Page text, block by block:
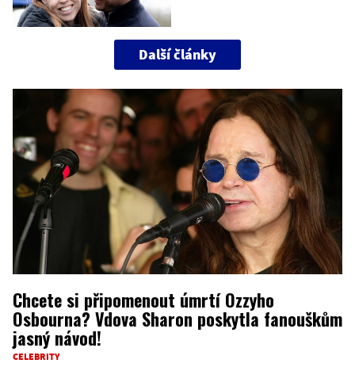
Další články
Chcete si připomenout úmrtí Ozzyho
Osbourna? Vdova Sharon poskytla fanouškům
jasný návod!
CELEBRITY